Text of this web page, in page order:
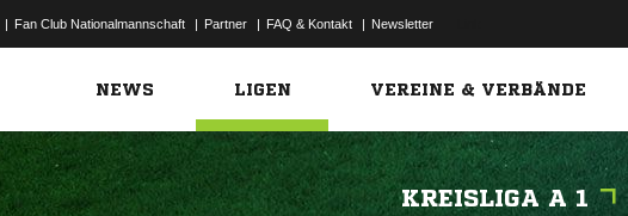
| Fan Club Nationalmannschaft | Partner | FAQ & Kontakt | Newsletter
NEWS LIGEN VEREINE & VERBÄNDE
KREISLIGA A 1